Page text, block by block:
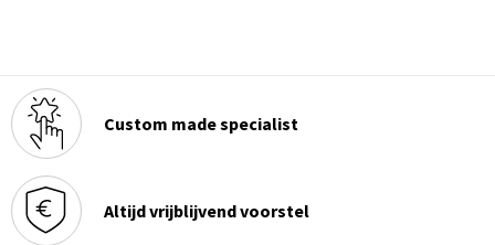
Custom made specialist
Altijd vrijblijvend voorstel